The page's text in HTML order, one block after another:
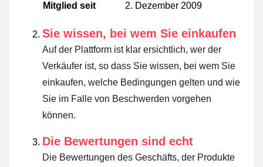
Mitglied seit
2. Dezember 2009
Sie wissen, bei wem Sie einkaufen
Auf der Plattform ist klar ersichtlich, wer der
Verkäufer ist, so dass Sie wissen, bei wem Sie
einkaufen, welche Bedingungen gelten und wie
Sie im Falle von Beschwerden vorgehen
können.
Die Bewertungen sind echt
Die Bewertungen des Geschäfts, der Produkte